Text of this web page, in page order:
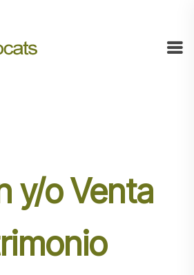
y/o Venta